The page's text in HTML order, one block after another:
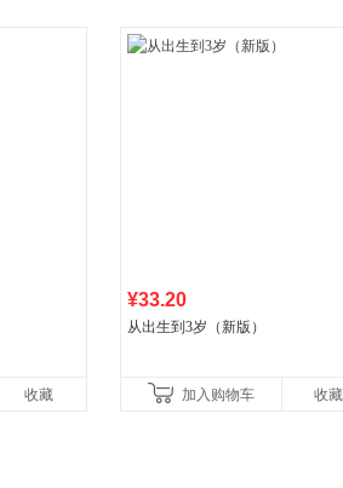
收藏
¥33.20
从出生到3岁（新版）
加入购物车 收藏